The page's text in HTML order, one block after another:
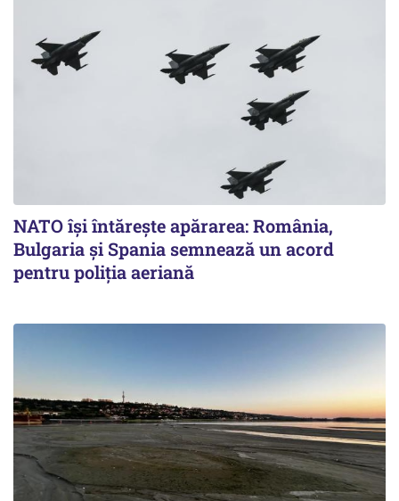
NATO își întărește apărarea: România,
Bulgaria și Spania semnează un acord
pentru poliția aeriană